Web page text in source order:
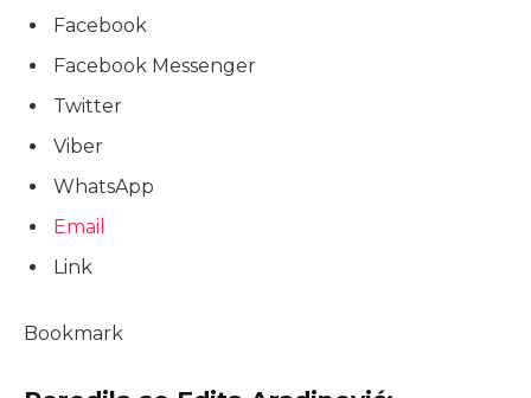
Facebook
Facebook Messenger
Twitter
Viber
WhatsApp
Email
Link
Bookmark